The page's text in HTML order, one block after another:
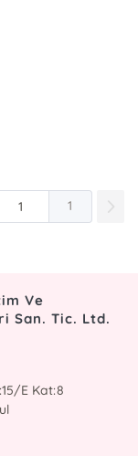
1
Ve
San. Tic. Ltd.
E Kat:8